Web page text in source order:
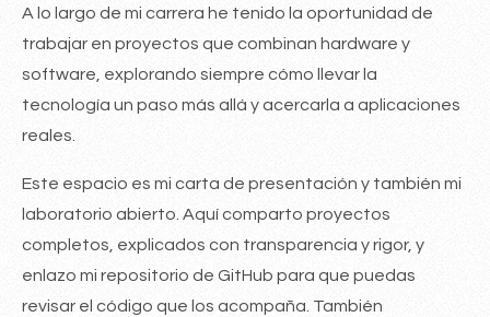
A lo largo de mi carrera he tenido la oportunidad de
trabajar en proyectos que combinan hardware y
software, explorando siempre cómo llevar la
tecnología un paso más allá y acercarla a aplicaciones
reales.
Este espacio es mi carta de presentación y también mi
laboratorio abierto. Aquí comparto proyectos
completos, explicados con transparencia y rigor, y
enlazo mi repositorio de GitHub para que puedas
revisar el código que los acompaña. También